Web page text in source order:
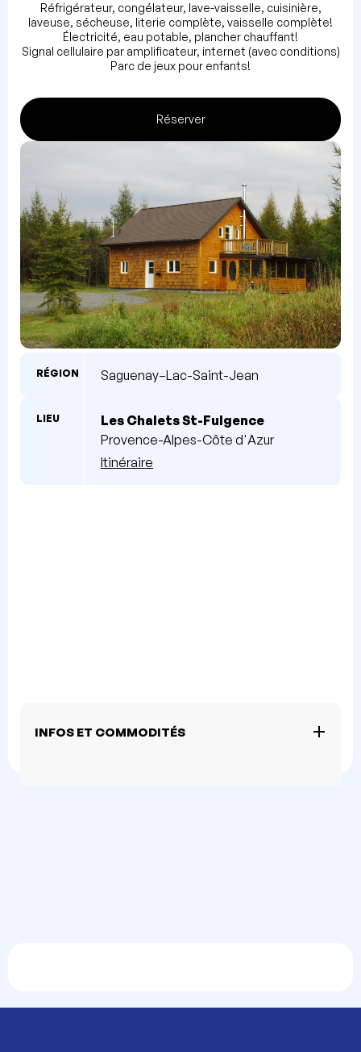
Réfrigérateur, congélateur, lave-vaisselle, cuisinière,
laveuse, sécheuse, literie complète, vaisselle complète!
Électricité, eau potable, plancher chauffant!
Signal cellulaire par amplificateur, internet (avec conditions)
Parc de jeux pour enfants!
Réserver
RÉGION Saguenay–Lac-Saint-Jean
LIEU
Les Chalets St-Fulgence
Provence-Alpes-Côte d'Azur
Itinéraire
INFOS ET COMMODITÉS